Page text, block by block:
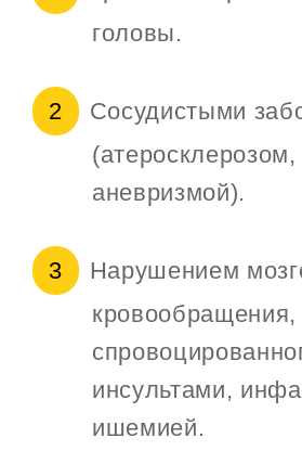
головы.
Сосудистыми
(атеросклерозом,
аневризмой).
Нарушением
кровообращения,
инсультами,
ишемией.